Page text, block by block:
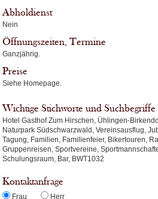
Abholdienst
Nein
Öffnungszeiten, Termine
Ganzjährig.
Preise
Siehe Homepage.
Wichtige Stichworte und Suchbegriffe
Hotel Gasthof Zum Hirschen, Ühlingen-
Naturpark Südschwarzwald, Vereinsausflug,
Tagung, Familien, Familienfeier, Bikertouren,
Gruppenreisen, Sportvereine,
Schulungsraum, Bar, BWT1032
Kontaktanfrage
Frau Herr